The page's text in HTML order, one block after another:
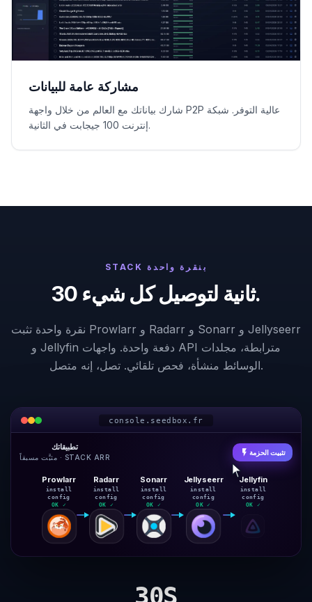
مشاركة عامة للبيانات
شارك بياناتك مع العالم من خلال واجهة P2P عالية التوفر. شبكة
إنترنت 100 جيجابت في الثانية.
STACK بنقرة واحدة
30 ثانية لتوصيل كل شيء.
نقرة واحدة تثبت Prowlarr و Radarr و Sonarr و Jellyseerr
و Jellyfin دفعة واحدة. واجهات API مترابطة، مجلدات
الوسائط منشأة، فحص تلقائي. تصل، إنه متصل.
console.seedbox.fr
تطبيقاتك
مثبَّت مسبقاً · STACK ARR
flash_on تثبيت الحزمة
Prowlarr
install
config
OK ✓
Radarr
install
config
OK ✓
Sonarr
install
config
OK ✓
Jellyseerr
install
config
OK ✓
Jellyfin
install
config
OK ✓
30S